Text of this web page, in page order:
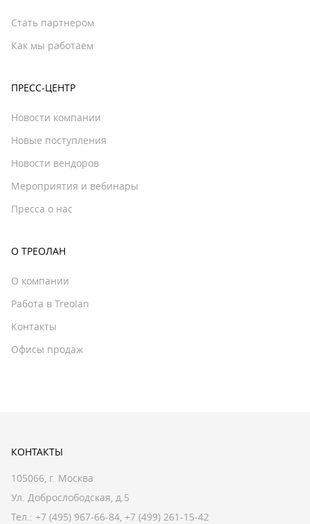
Стать партнером
Как мы работаем
ПРЕСС-ЦЕНТР
Новости компании
Новые поступления
Новости вендоров
Мероприятия и вебинары
Пресса о нас
О ТРЕОЛАН
О компании
Работа в Treolan
Контакты
Офисы продаж
КОНТАКТЫ
105066, г. Москва
Ул. Доброслободская, д.5
Тел.: +7 (495) 967-66-84, +7 (499) 261-15-42